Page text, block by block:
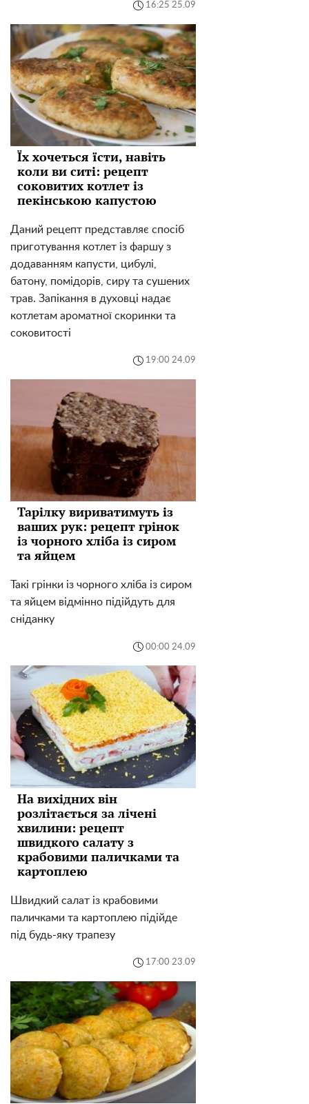
16:25 25.09
Їх хочеться їсти, навіть
коли ви ситі: рецепт
соковитих котлет із
пекінською капустою
Даний рецепт представляє спосіб
приготування котлет із фаршу з
додаванням капусти, цибулі,
батону, помідорів, сиру та сушених
трав. Запікання в духовці надає
котлетам ароматної скоринки та
соковитості
19:00 24.09
Тарілку вириватимуть із
ваших рук: рецепт грінок
із чорного хліба із сиром
та яйцем
Такі грінки із чорного хліба із сиром
та яйцем відмінно підійдуть для
сніданку
00:00 24.09
На вихідних він
розлітається за лічені
хвилини: рецепт
швидкого салату з
крабовими паличками та
картоплею
Швидкий салат із крабовими
паличками та картоплею підійде
під будь-яку трапезу
17:00 23.09